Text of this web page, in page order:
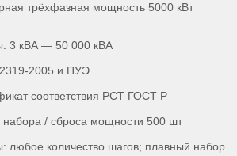
трёхфазная мощность 5000 кВт
3 кВА — 50 000 кВА
2005 и ПУЭ
соответствия РСТ ГОСТ Р
набора / сброса мощности 500 шт
любое количество шагов; плавный набор